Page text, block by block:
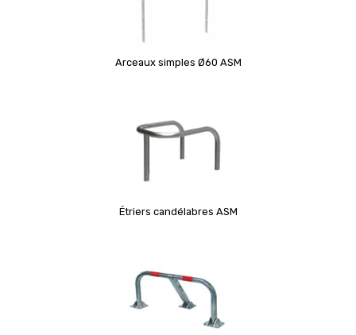
Arceaux simples Ø60 ASM
Étriers candélabres ASM